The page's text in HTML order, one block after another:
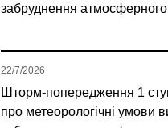
забруднення атмосферного
Шторм-попередження 1
про метеорологічні умови
22/7/2026